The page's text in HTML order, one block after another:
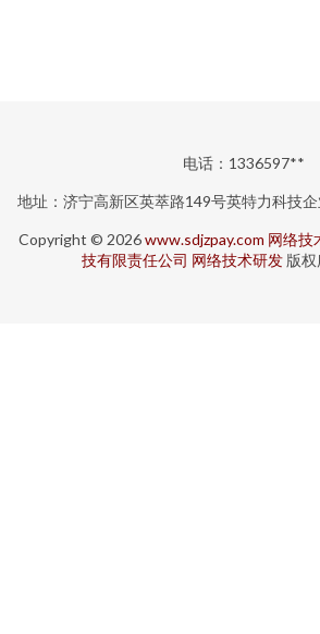
电话：1336597**
地址：济宁高新区英萃路149号英特力科技
Copyright © 2026www.sdjzpay.com 网络技
技有限责任公司 网络技术研发 版